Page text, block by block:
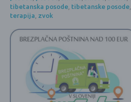
sijajno
notranjostjo
in
količina
tibetanska posode, tibetanske posode,
terapija, zvok